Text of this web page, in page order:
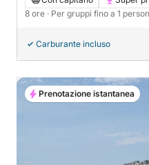
8 ore · Per gruppi fino a 1
Carburante incluso
Prenotazione istantanea